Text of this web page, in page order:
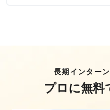
長期インター
プロに無料